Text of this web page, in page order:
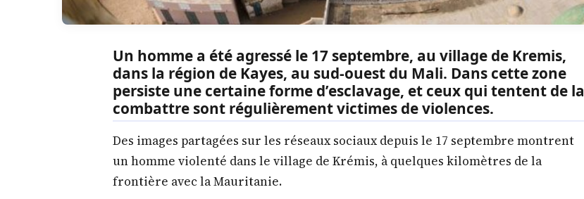
Un homme a été agressé le 17 septembre, au village de Kremis,
dans la région de Kayes, au sud-ouest du Mali. Dans cette zone
persiste une certaine forme d’esclavage, et ceux qui tentent de la
combattre sont régulièrement victimes de violences.
Des images partagées sur les réseaux sociaux depuis le 17 septembre montrent
un homme violenté dans le village de Krémis, à quelques kilomètres de la
frontière avec la Mauritanie.